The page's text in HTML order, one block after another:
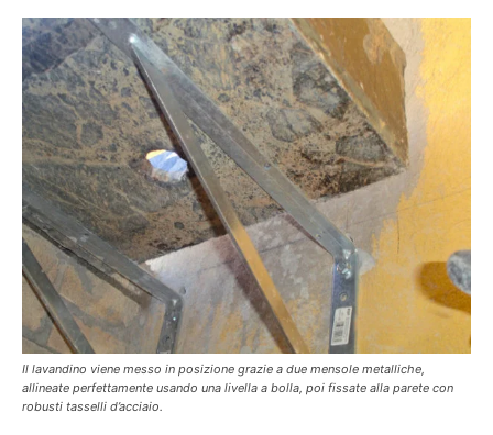
Il lavandino viene messo in posizione grazie a due mensole metalliche,
allineate perfettamente usando una livella a bolla, poi fissate alla parete con
robusti tasselli d’acciaio.